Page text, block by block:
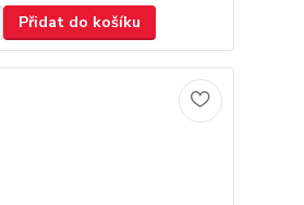
Přidat do košíku